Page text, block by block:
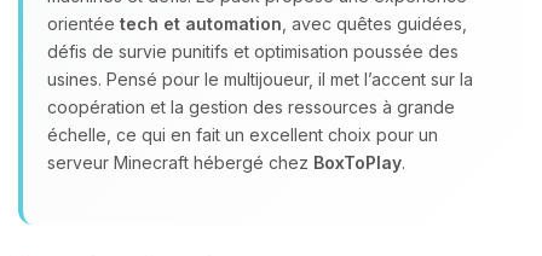
orientée tech et automation , avec quêtes guidées,
défis de survie punitifs et optimisation poussée des
usines. Pensé pour le multijoueur, il met l’accent sur la
coopération et la gestion des ressources à grande
échelle, ce qui en fait un excellent choix pour un
serveur Minecraft hébergé chez BoxToPlay.